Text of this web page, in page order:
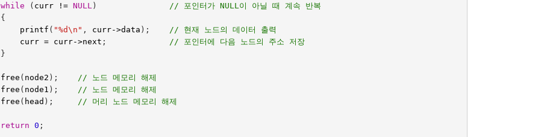
while
( curr != NULL)
// 포인터가 NULL이 아닐 때 계속 반복
{
printf ( "%d\n " , curr->data );
// 현재 노드의 데이터 출력
curr = curr->next ;
// 포인터에 다음 노드의 주소 저장
}
free ( node2 ); // 노드 메모리 해제
free ( node1 );
// 노드 메모리 해제
free ( head ); // 머리 노드 메모리 해제
return 0 ;